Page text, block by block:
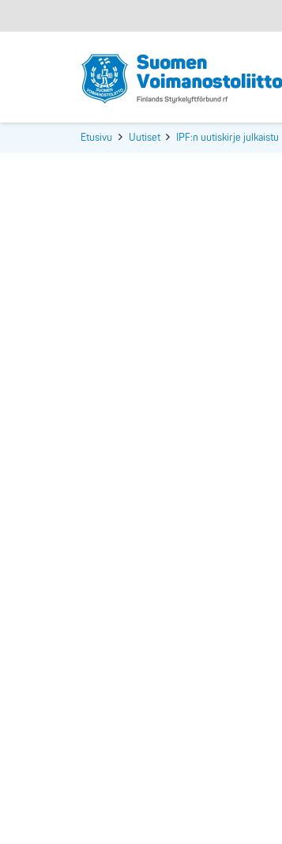
Etusivu Uutiset IPF:n uutiskirje julkaistu